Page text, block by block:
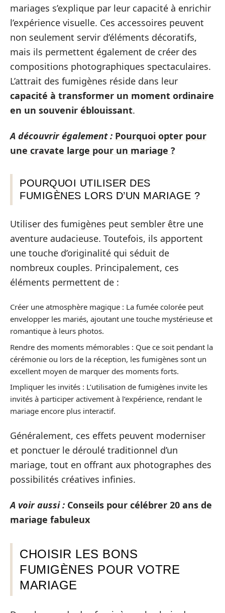
mariages s’explique par leur capacité à enrichir
l’expérience visuelle. Ces accessoires peuvent
non seulement servir d’éléments décoratifs,
mais ils permettent également de créer des
compositions photographiques spectaculaires.
L’attrait des fumigènes réside dans leur
capacité à transformer un moment ordinaire
en un souvenir éblouissant.
A découvrir également : Pourquoi opter pour
une cravate large pour un mariage ?
POURQUOI UTILISER DES
FUMIGÈNES LORS D’UN MARIAGE ?
Utiliser des fumigènes peut sembler être une
aventure audacieuse. Toutefois, ils apportent
une touche d’originalité qui séduit de
nombreux couples. Principalement, ces
éléments permettent de :
Créer une atmosphère magique : La fumée colorée peut
envelopper les mariés, ajoutant une touche mystérieuse et
romantique à leurs photos.
Rendre des moments mémorables : Que ce soit pendant la
cérémonie ou lors de la réception, les fumigènes sont un
excellent moyen de marquer des moments forts.
Impliquer les invités : L’utilisation de fumigènes invite les
invités à participer activement à l’expérience, rendant le
mariage encore plus interactif.
Généralement, ces effets peuvent moderniser
et ponctuer le déroulé traditionnel d’un
mariage, tout en offrant aux photographes des
possibilités créatives infinies.
A voir aussi : Conseils pour célébrer 20 ans de
mariage fabuleux
CHOISIR LES BONS
FUMIGÈNES POUR VOTRE
MARIAGE